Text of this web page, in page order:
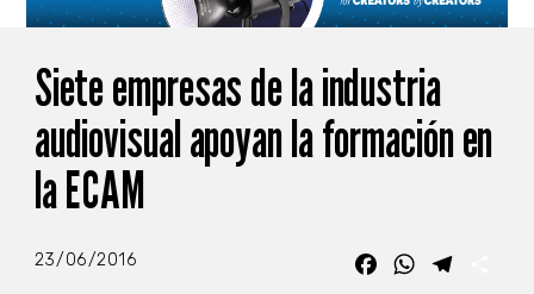
Siete empresas de la industria
audiovisual apoyan la formación en
la ECAM
23/06/2016 FacebookWhatsApp